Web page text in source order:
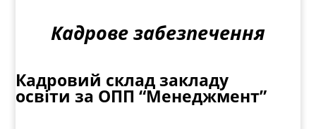
Кадрове забезпечення
Кадровий склад закладу
освітиза ОПП “Менеджмент”